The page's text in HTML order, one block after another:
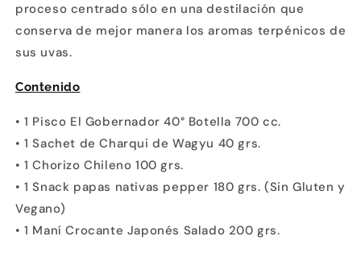
proceso centrado sólo en una destilación que
conserva de mejor manera los aromas terpénicos de
sus uvas.
Contenido
• 1 Pisco El Gobernador 40° Botella 700 cc.
• 1 Sachet de Charqui de Wagyu 40 grs.
• 1 Chorizo Chileno 100 grs.
• 1 Snack papas nativas pepper 180 grs. (Sin Gluten y
Vegano)
• 1 Maní Crocante Japonés Salado 200 grs.